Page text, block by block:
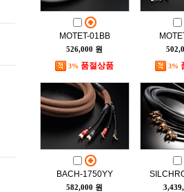
MOTET-01BB
526,000 원
3% 품절상품 3%
BACH-1750YY
582,000 원